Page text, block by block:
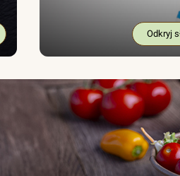
Odkryj